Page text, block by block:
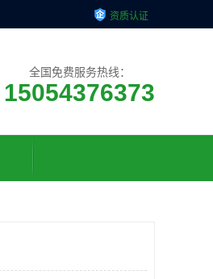
资质认证
全国免费服务热线：
15054376373